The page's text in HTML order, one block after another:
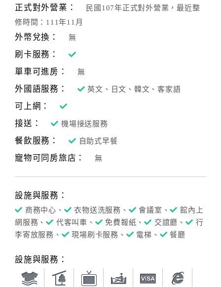
正式對外營業：
民國107年正式對外營業，最近整
修時間：111年11月
外幣兌換： 無
刷卡服務：
單車可進房：
無
外國語服務： 英文、日文、韓文、客家語
可上網：
接送：
機場接送服務
餐飲服務： 自助式早餐
寵物可同房旅店： 無
設施與服務：
商務中心、 衣物送洗服務、 會議室、
館內上
網服務、
代客叫車、 免費報紙、 交誼廳、
行
李寄放服務、
現場刷卡服務、 電梯、 餐廳
設施與服務：